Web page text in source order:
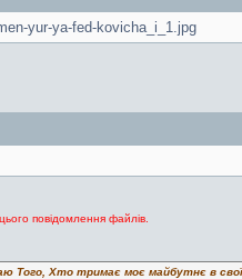
yur-ya-fed-kovicha_i_1.jpg
повідомлення файлів.
Того, Хто тримає моє майбутнє в